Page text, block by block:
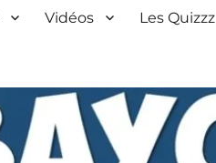
Vidéos Les Quizzz